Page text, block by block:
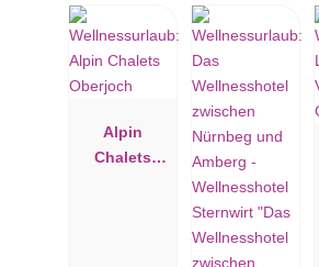
Alpin
Chalets